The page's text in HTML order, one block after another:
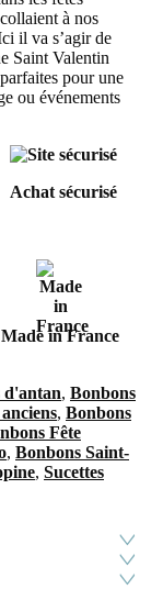
à nos
il va s’agir de
Saint Valentin
pour une
ou événements
Achat sécurisé
Made in France
d'antan, Bonbons
, Bonbons
Fête
, Bonbons Saint-
, Sucettes